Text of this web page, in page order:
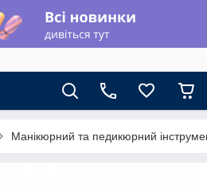
Манікюрний та педикюрний